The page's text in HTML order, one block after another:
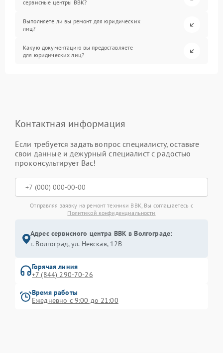
сервисные центры BBK?
Выполняете ли вы ремонт для юридических
лиц?
Какую документацию вы предоставляете
для юридических лиц?
Контактная информация
Если требуется задать вопрос специалисту, оставьте
свои данные и дежурный специалист с радостью
проконсультирует Вас!
Отправляя заявку на ремонт техники BBK, Вы соглашаетесь с
Политикой конфиденциальности
Адрес сервисного центра BBK в Волгограде:
г. Волгоград, ул. Невская, 12В
Горячая линия
+7 (844) 290-70-26
Время работы
Ежедневно с 9:00 до 21:00